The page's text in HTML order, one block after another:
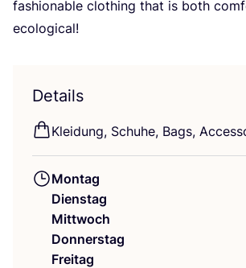
fashionable clot­hing that is both
ecological!
Details
Klei­dung, Schu­he, Bags,
Montag
Dienstag
Mittwoch
Donnerstag
Freitag